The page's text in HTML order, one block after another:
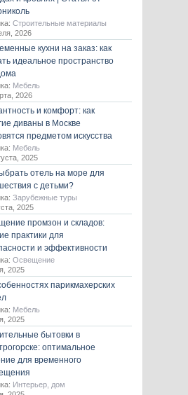
Строительные материалы
2026
кухни на заказ: как
идеальное пространство
Мебель
2026
и комфорт: как
диваны в Москве
предметом искусства
Мебель
2025
отель на море для
с детьми?
Зарубежные туры
2025
промзон и складов:
практики для
и эффективности
Освещение
2025
парикмахерских
Мебель
2025
бытовки в
оптимальное
для временного
Интерьер, дом